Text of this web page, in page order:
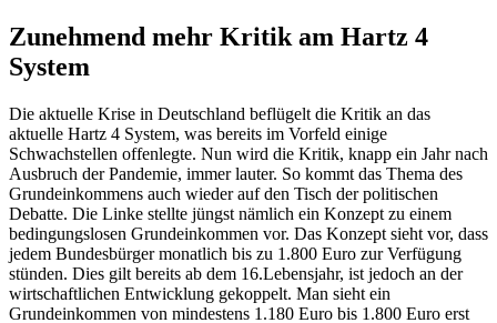
Zunehmend mehr Kritik am Hartz 4
System
Die aktuelle Krise in Deutschland beflügelt die Kritik an das
aktuelle Hartz 4 System, was bereits im Vorfeld einige
Schwachstellen offenlegte. Nun wird die Kritik, knapp ein Jahr nach
Ausbruch der Pandemie, immer lauter. So kommt das Thema des
Grundeinkommens auch wieder auf den Tisch der politischen
Debatte. Die Linke stellte jüngst nämlich ein Konzept zu einem
bedingungslosen Grundeinkommen vor. Das Konzept sieht vor, dass
jedem Bundesbürger monatlich bis zu 1.800 Euro zur Verfügung
stünden. Dies gilt bereits ab dem 16.Lebensjahr, ist jedoch an der
wirtschaftlichen Entwicklung gekoppelt. Man sieht ein
Grundeinkommen von mindestens 1.180 Euro bis 1.800 Euro erst